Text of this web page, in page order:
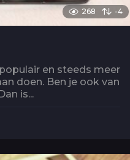
268 -4
en steeds meer
doen. Ben je ook van
is...